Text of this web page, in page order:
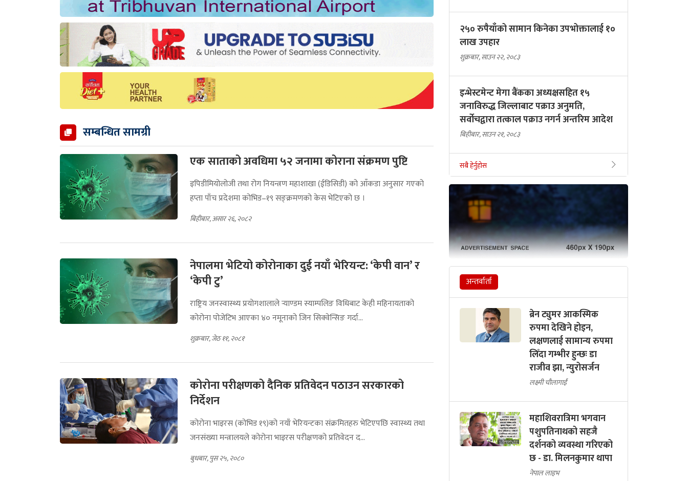
सम्बन्धित सामग्री
एक साताको अवधिमा ५२ जनामा कोराना संक्रमण पुष्टि
इपिडीमियोलोजी तथा रोग नियन्त्रण महाशाखा (ईडिसिडी) को आँकडा अनुसार गएको
हप्ता पाँच प्रदेशमा कोभिड–१९ सङ्क्रमणको केस भेटिएको छ ।
बिहीबार, असार २६, २०८२
नेपालमा भेटियो कोरोनाका दुई नयाँ भेरियन्ट: ‘केपी वान’ र
‘केपी टु’
राष्ट्रिय जनस्वास्थ्य प्रयोगशालाले र्‍याण्डम स्याम्पलिङ विधिबाट केही महिनायताको
कोरोना पोजेटिभ आएका ४० नमूनाको जिन सिक्वेन्सिङ गर्दा...
शुक्रबार, जेठ ११, २०८१
कोरोना परीक्षणको दैनिक प्रतिवेदन पठाउन सरकारको
निर्देशन
कोरोना भाइरस (कोभिड १९)को नयाँ भेरियन्टका संक्रमितहरु भेटिएपछि स्वास्थ्य तथा
जनसंख्या मन्त्रालयले कोरोना भाइरस परीक्षणको प्रतिवेदन द...
बुधबार, पुस २५, २०८०
२५० रुपैयाँको सामान किनेका उपभोक्तालाई १०
लाख उपहार
शुक्रबार, साउन २२, २०८३
इन्भेस्टमेन्ट मेगा बैंकका अध्यक्षसहित १५
जनाविरुद्ध जिल्लाबाट पक्राउ अनुमति,
सर्वोचद्वारा तत्काल पक्राउ नगर्न अन्तरिम आदेश
बिहीबार, साउन २१, २०८३
सबै हेर्नुहोस
अन्तर्वार्ता
ब्रेन ट्युमर आकस्मिक
रुपमा देखिने होइन,
लक्षणलाई सामान्य रुपमा
लिँदा गम्भीर हुन्छः डा
राजीव झा, न्युरोसर्जन
लक्ष्मी चौलागाईं
महाशिवरात्रिमा भगवान
पशुपतिनाथको सहजै
दर्शनको व्यवस्था गरिएको
छ - डा. मिलनकुमार थापा
नेपाल लाइभ